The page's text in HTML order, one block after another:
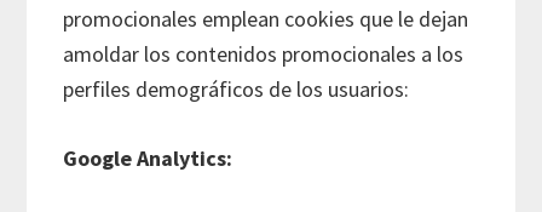
promocionales emplean cookies que le dejan
amoldar los contenidos promocionales a los
perfiles demográficos de los usuarios:
Google Analytics: